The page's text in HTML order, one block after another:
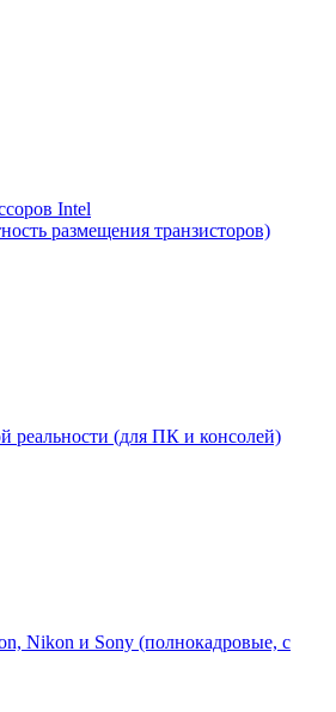
Intel
размещения транзисторов)
реальности (для ПК и консолей)
Nikon и Sony (полнокадровые, с